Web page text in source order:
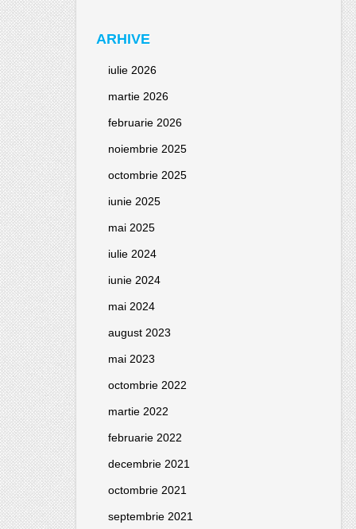
ARHIVE
iulie 2026
martie 2026
februarie 2026
noiembrie 2025
octombrie 2025
iunie 2025
mai 2025
iulie 2024
iunie 2024
mai 2024
august 2023
mai 2023
octombrie 2022
martie 2022
februarie 2022
decembrie 2021
octombrie 2021
septembrie 2021